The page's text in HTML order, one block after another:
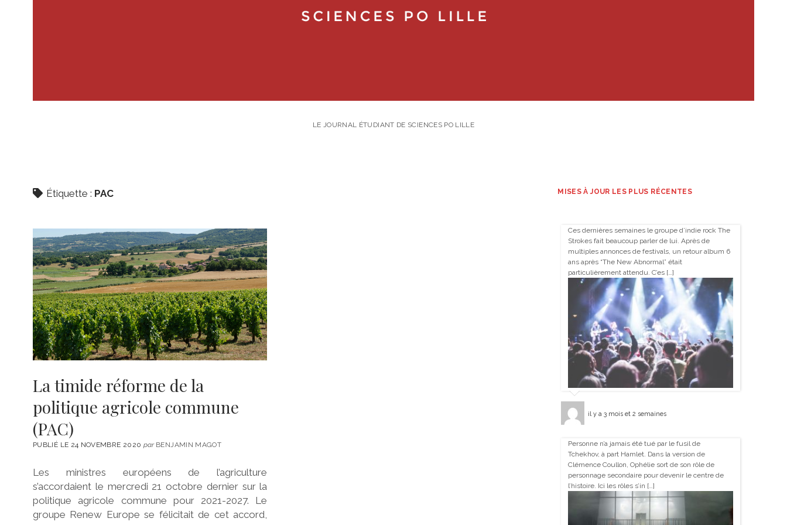
LE JOURNAL ÉTUDIANT DE SCIENCES PO LILLE
Étiquette : PAC
La timide réforme de la
politique agricole commune
(PAC)
PUBLIÉ LE 24 NOVEMBRE 2020 parBENJAMIN MAGOT
Les ministres européens de l’agriculture
s’accordaient le mercredi 21 octobre dernier sur la
politique agricole commune pour 2021-2027. Le
groupe Renew Europe se félicitait de cet accord,
MISES À JOUR LES PLUS RÉCENTES
Ces dernières semaines le groupe d’indie rock The
Strokes fait beaucoup parler de lui. Après de
multiples annonces de festivals, un retour album 6
ans après “The New Abnormal” était
particulièrement attendu. C’es […]
il y a 3 mois et 2 semaines
Personne n’a jamais été tué par le fusil de
Tchekhov, à part Hamlet. Dans la version de
Clémence Coullon, Ophélie sort de son rôle de
personnage secondaire pour devenir le centre de
l’histoire. Ici les rôles s’in […]